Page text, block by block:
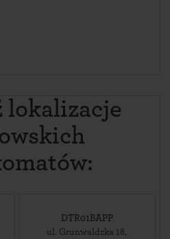
lokalizacje
DTR01BAPP
ul. Grunwaldzka 18,